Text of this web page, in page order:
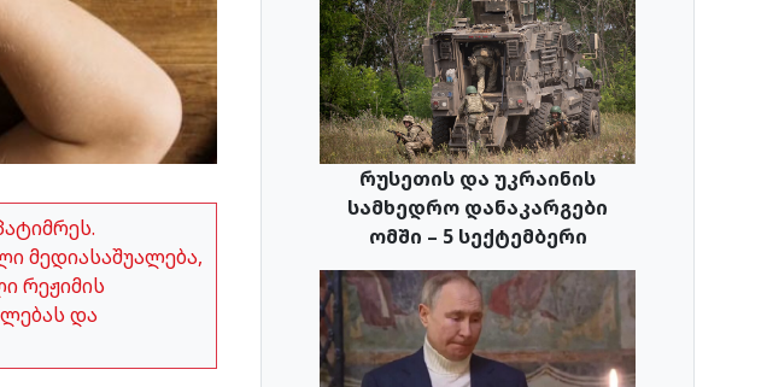
მედიასაშუალება,
რეჟიმის
და
რუსეთის და უკრაინის
სამხედრო დანაკარგები
ომში – 5 სექტემბერი